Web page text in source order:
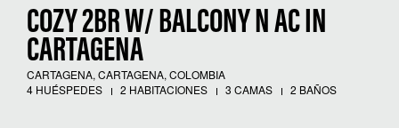
COZY 2BR W/ BALCONY N AC IN
CARTAGENA
CARTAGENA, CARTAGENA, COLOMBIA
4 HUÉSPEDES
2 HABITACIONES 3 CAMAS 2 BAÑOS